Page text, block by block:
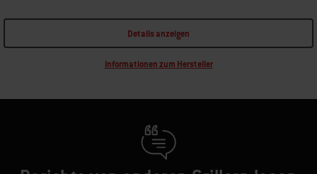
Details anzeigen
Informationen zum Hersteller